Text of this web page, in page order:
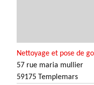
Nettoyage et pose de
57 rue maria mullier
59175 Templemars